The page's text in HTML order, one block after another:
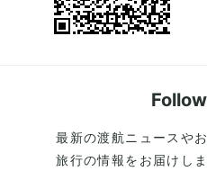
最新の渡航ニュースや
旅行の情報をお届けし